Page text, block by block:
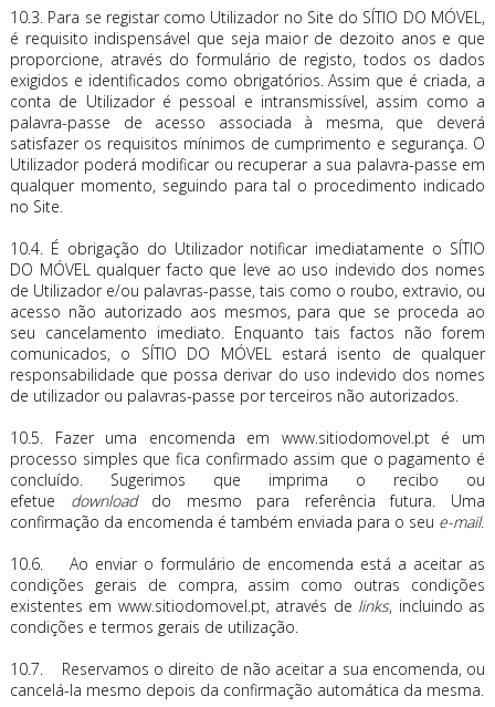
10.3. Para se registar como Utilizador no Site do SÍTIO DO MÓVEL,
é requisito indispensável que seja maior de dezoito anos e que
proporcione, através do formulário de registo, todos os dados
exigidos e identificados como obrigatórios. Assim que é criada, a
conta de Utilizador é pessoal e intransmissível, assim como a
palavra-passe de acesso associada à mesma, que deverá
satisfazer os requisitos mínimos de cumprimento e segurança. O
Utilizador poderá modificar ou recuperar a sua palavra-passe em
qualquer momento, seguindo para tal o procedimento indicado
no Site.
10.4. É obrigação do Utilizador notificar imediatamente o SÍTIO
DO MÓVEL qualquer facto que leve ao uso indevido dos nomes
de Utilizador e/ou palavras-passe, tais como o roubo, extravio, ou
acesso não autorizado aos mesmos, para que se proceda ao
seu cancelamento imediato. Enquanto tais factos não forem
comunicados, o SÍTIO DO MÓVEL estará isento de qualquer
responsabilidade que possa derivar do uso indevido dos nomes
de utilizador ou palavras-passe por terceiros não autorizados.
10.5. Fazer uma encomenda em www.sitiodomovel.pt é um
processo simples que fica confirmado assim que o pagamento é
concluído. Sugerimos que imprima o recibo ou
efetue downloaddo mesmo para referência futura. Uma
confirmação da encomenda é também enviada para o seu e-mail.
10.6. Ao enviar o formulário de encomenda está a aceitar as
condições gerais de compra, assim como outras condições
existentes em www.sitiodomovel.pt, através de links, incluindo as
condições e termos gerais de utilização.
10.7. Reservamos o direito de não aceitar a sua encomenda, ou
cancelá-la mesmo depois da confirmação automática da mesma.